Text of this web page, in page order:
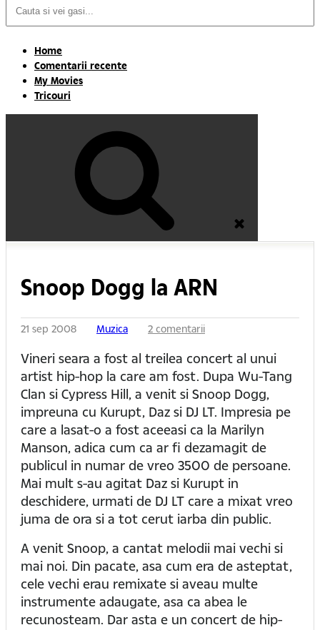
Home
Comentarii recente
My Movies
Tricouri
Snoop Dogg la ARN
21 sep 2008 Muzica 2 comentarii
Vineri seara a fost al treilea concert al unui
artist hip-hop la care am fost. Dupa Wu-Tang
Clan si Cypress Hill, a venit si Snoop Dogg,
impreuna cu Kurupt, Daz si DJ LT. Impresia pe
care a lasat-o a fost aceeasi ca la Marilyn
Manson, adica cum ca ar fi dezamagit de
publicul in numar de vreo 3500 de persoane.
Mai mult s-au agitat Daz si Kurupt in
deschidere, urmati de DJ LT care a mixat vreo
juma de ora si a tot cerut iarba din public.
A venit Snoop, a cantat melodii mai vechi si
mai noi. Din pacate, asa cum era de asteptat,
cele vechi erau remixate si aveau multe
instrumente adaugate, asa ca abea le
recunosteam. Dar asta e un concert de hip-